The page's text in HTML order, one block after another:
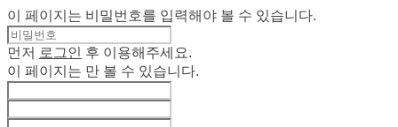
이 페이지는 비밀번호를 입력해야 볼 수 있습니다.
먼저 로그인
후 이용해주세요.
이 페이지는 만 볼 수 있습니다.